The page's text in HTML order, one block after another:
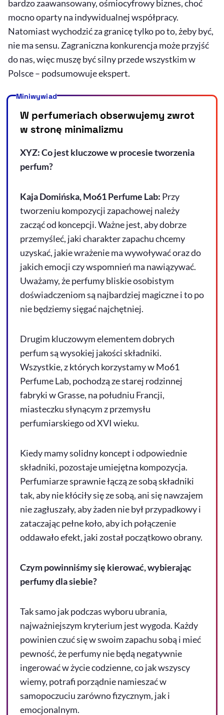
bardzo zaawansowany, ośmiocyfrowy biznes, choć
mocno oparty na indywidualnej współpracy.
Natomiast wychodzić za granicę tylko po to, żeby być,
nie ma sensu. Zagraniczna konkurencja może przyjść
do nas, więc muszę być silny przede wszystkim w
Polsce – podsumowuje ekspert.
Miniwywiad
W perfumeriach obserwujemy zwrot
w stronę minimalizmu
XYZ: Co jest kluczowe w procesie tworzenia
perfum?
Kaja Domińska, Mo61 Perfume Lab: Przy
tworzeniu kompozycji zapachowej należy
zacząć od koncepcji. Ważne jest, aby dobrze
przemyśleć, jaki charakter zapachu chcemy
uzyskać, jakie wrażenie ma wywoływać oraz do
jakich emocji czy wspomnień ma nawiązywać.
Uważamy, że perfumy bliskie osobistym
doświadczeniom są najbardziej magiczne i to po
nie będziemy sięgać najchętniej.
Drugim kluczowym elementem dobrych
perfum są wysokiej jakości składniki.
Wszystkie, z których korzystamy w Mo61
Perfume Lab, pochodzą ze starej rodzinnej
fabryki w Grasse, na południu Francji,
miasteczku słynącym z przemysłu
perfumiarskiego od XVI wieku.
Kiedy mamy solidny koncept i odpowiednie
składniki, pozostaje umiejętna kompozycja.
Perfumiarze sprawnie łączą ze sobą składniki
tak, aby nie kłóciły się ze sobą, ani się nawzajem
nie zagłuszały, aby żaden nie był przypadkowy i
zataczając pełne koło, aby ich połączenie
oddawało efekt, jaki został początkowo obrany.
Czym powinniśmy się kierować, wybierając
perfumy dla siebie?
Tak samo jak podczas wyboru ubrania,
najważniejszym kryterium jest wygoda. Każdy
powinien czuć się w swoim zapachu sobą i mieć
pewność, że perfumy nie będą negatywnie
ingerować w życie codzienne, co jak wszyscy
wiemy, potrafi porządnie namieszać w
samopoczuciu zarówno fizycznym, jak i
emocjonalnym.